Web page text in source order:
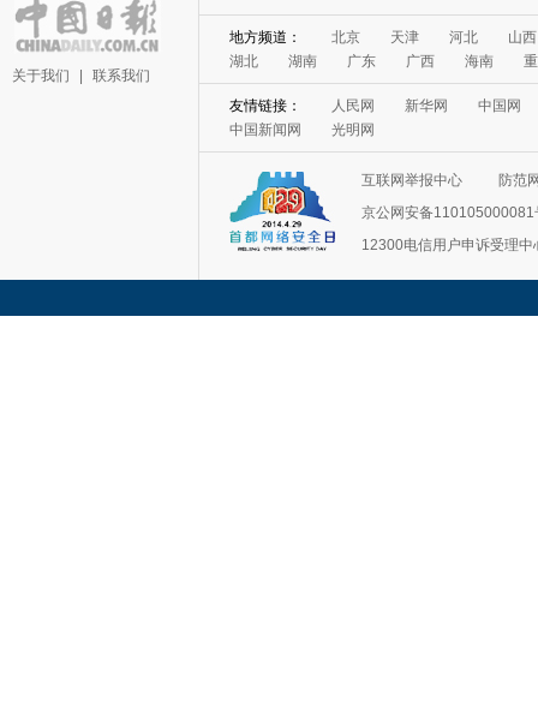
关于我们 联系我们
地方频道： 北京 天津 河北
山西
湖北
湖南 广东 广西 海南
友情链接： 人民网 新华网
中国网
中国新闻网
光明网
互联网举报中心
防范
京公网安备110105000081
12300电信用户申诉受理中